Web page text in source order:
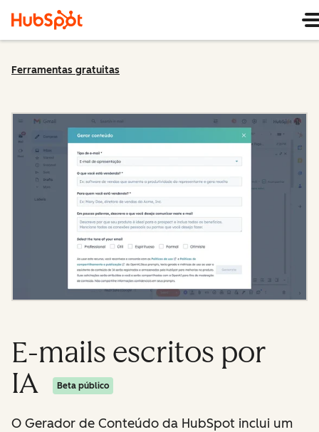
Ferramentas gratuitas
E-mails escritos por
IA
Beta público
O Gerador de Conteúdo da HubSpot inclui um